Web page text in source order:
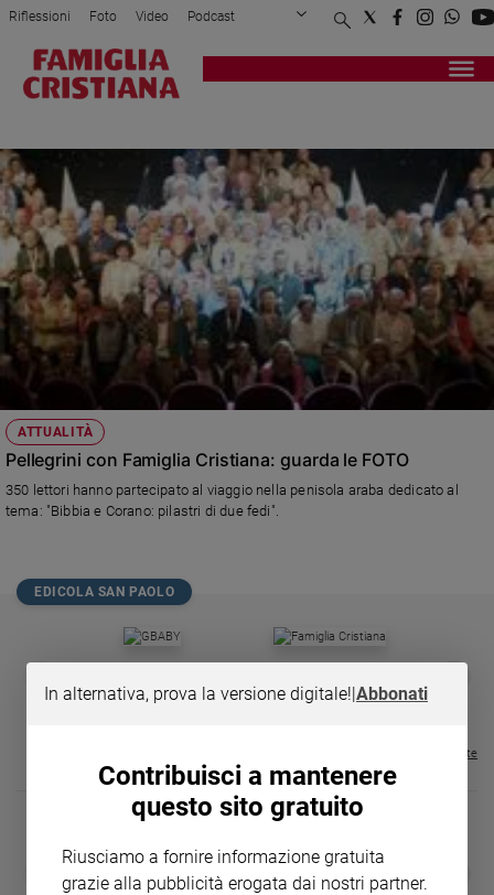
Attualità
Politica
Mondo
Economia
Legalità
e
giustizia
Sport
Interviste
Papa
Papa
Chiesa
Fede
Riflessioni Foto Video Podcast
Privacy Policy Chi siamo
Registrati Redazione
ATTUALITÀ
Pellegrini con Famiglia Cristiana: guarda le FOTO
350 lettori hanno partecipato al viaggio nella penisola araba dedicato al
tema: "Bibbia e Corano: pilastri di due fedi".
EDICOLA SAN PAOLO
€ 34,80 € 21,90 37%
€ 104,00 € 83,00 20%
GBABY
€ 16,99
Visualizza tutte le riviste
LE GRANDI BASILICHE ITALIANE
DIARIO G 2026-27
€ 8,90
- € 8,90
1 - 2
In alternativa, prova la versione digitale!|Abbonati
Contribuisci a mantenere
questo sito gratuito
Riusciamo a fornire informazione gratuita
grazie alla pubblicità erogata dai nostri partner.